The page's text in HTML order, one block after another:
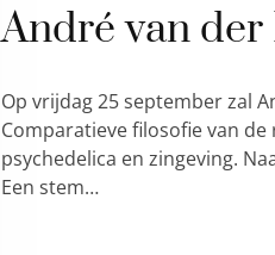
André van der
Op vrijdag 25 september zal
Comparatieve filosofie van
psychedelica en zingeving.
Een stem…